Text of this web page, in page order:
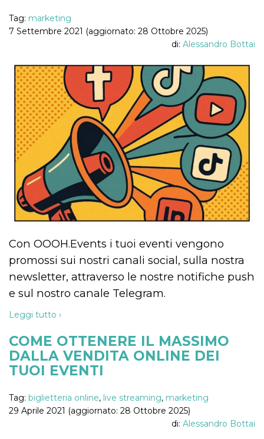
Tag: marketing
7 Settembre 2021 (aggiornato: 28 Ottobre 2025)
di: Alessandro Bottai
Con OOOH.Events i tuoi eventi vengono
promossi sui nostri canali social, sulla nostra
newsletter, attraverso le nostre notifiche push
e sul nostro canale Telegram.
Leggi tutto ›
COME OTTENERE IL MASSIMO
DALLA VENDITA ONLINE DEI
TUOI EVENTI
Tag: biglietteria online, live streaming, marketing
29 Aprile 2021 (aggiornato: 28 Ottobre 2025)
di: Alessandro Bottai